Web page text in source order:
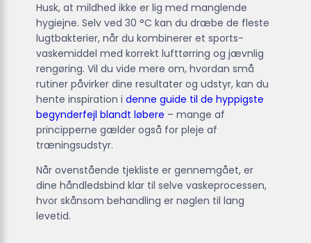
Husk, at mildhed ikke er lig med manglende
hygiejne. Selv ved 30 °C kan du dræbe de fleste
lugt­bakterier, når du kombinerer et sports­
vaskemiddel med korrekt lufttørring og jævnlig
rengøring. Vil du vide mere om, hvordan små
rutiner påvirker dine resultater og udstyr, kan du
hente inspiration i denne guide til de hyppigste
begynderfejl blandt løbere – mange af
principperne gælder også for pleje af
træningsudstyr.
Når ovenstående tjekliste er gennemgået, er
dine håndledsbind klar til selve vaske­processen,
hvor skånsom behandling er nøglen til lang
levetid.